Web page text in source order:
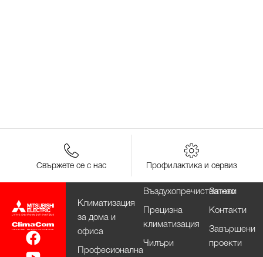
Свържете се с нас Профилактика и сервиз
Климатизация
за дома и
офиса
Професионална
Въздухопречистватели
Прецизна
климатизация
Чилъри
За нас
Контакти
Завършени
проекти